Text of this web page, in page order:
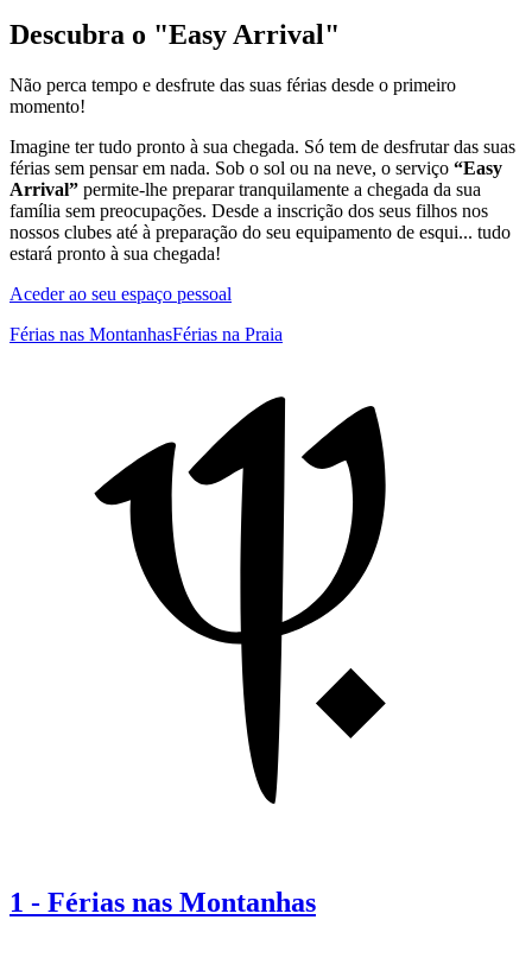
Descubra o "Easy Arrival"
Não perca tempo e desfrute das suas férias desde o primeiro
momento!
Imagine ter tudo pronto à sua chegada. Só tem de desfrutar das suas
férias sem pensar em nada. Sob o sol ou na neve, o serviço “Easy
Arrival” permite-lhe preparar tranquilamente a chegada da sua
família sem preocupações. Desde a inscrição dos seus filhos nos
nossos clubes até à preparação do seu equipamento de esqui... tudo
estará pronto à sua chegada!
Aceder ao seu espaço pessoal
Férias nas MontanhasFérias na Praia
1 - Férias nas Montanhas